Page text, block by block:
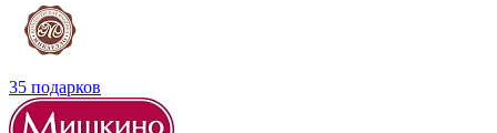
35 подарков